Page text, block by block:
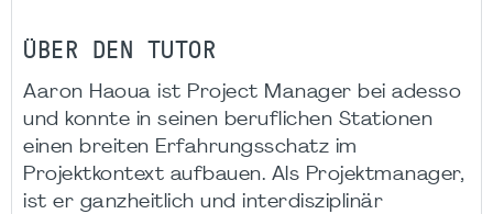
ÜBER DEN TUTOR
Aaron Haoua ist Project Manager bei adesso
und konnte in seinen beruflichen Stationen
einen breiten Erfahrungsschatz im
Projektkontext aufbauen. Als Projektmanager,
ist er ganzheitlich und interdisziplinär